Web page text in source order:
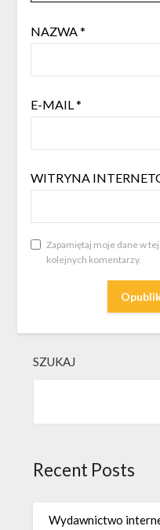
NAZWA*
E-MAIL*
WITRYNA
Zapamiętaj moje dane w
kolejnych komentarzy.
SZUKAJ
Recent Posts
Wydawnictwo